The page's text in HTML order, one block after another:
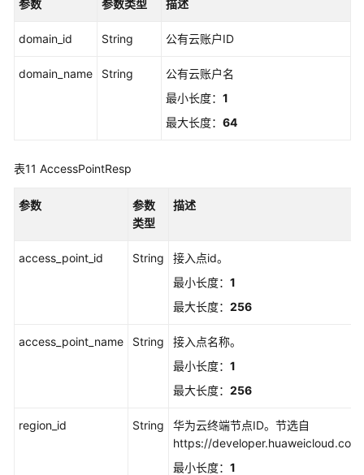
参数 参数类型 描述
domain_id String 公有云账户ID
domain_name String
公有云账户名
最小长度： 1
最大长度： 64
表11 AccessPointResp
参数
参数
类型
描述
access_point_id String
接入点id。
最小长度： 1
最大长度： 256
access_point_name String
接入点名称。
最小长度： 1
最大长度： 256
region_id String
华为云终端节点ID。节选自
https://
最小长度： 1